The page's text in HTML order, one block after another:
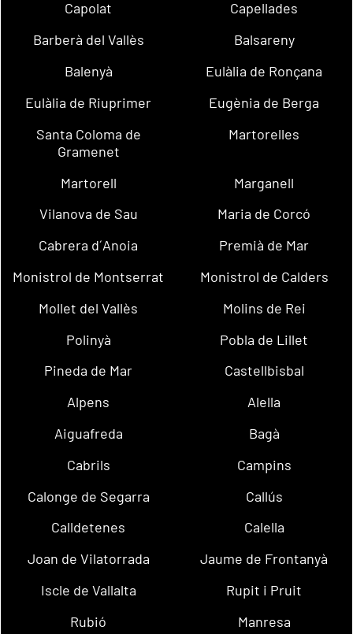
Capolat
Capellades
Barberà del Vallès
Balsareny
Balenyà
Eulàlia de Ronçana
Eulàlia de Riuprimer
Eugènia de Berga
Santa Coloma de
Gramenet
Martorelles
Martorell
Marganell
Vilanova de Sau
Maria de Corcó
Cabrera d´Anoia
Premià de Mar
Monistrol de Montserrat
Monistrol de Calders
Mollet del Vallès
Molins de Rei
Polinyà
Pobla de Lillet
Pineda de Mar
Castellbisbal
Alpens
Alella
Aiguafreda
Bagà
Cabrils
Campins
Calonge de Segarra
Callús
Calldetenes
Calella
Joan de Vilatorrada
Jaume de Frontanyà
Iscle de Vallalta
Rupit i Pruit
Rubió
Manresa